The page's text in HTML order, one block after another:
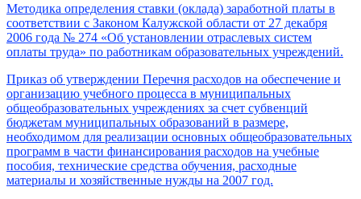
Методика определения ставки (оклада) заработной платы в
соответствии с Законом Калужской области от 27 декабря
2006 года № 274 «Об установлении отраслевых систем
оплаты труда» по работникам образовательных учреждений.
Приказ об утверждении Перечня расходов на обеспечение и
организацию учебного процесса в муниципальных
общеобразовательных учреждениях за счет субвенций
бюджетам муниципальных образований в размере,
необходимом для реализации основных общеобразовательных
программ в части финансирования расходов на учебные
пособия, технические средства обучения, расходные
материалы и хозяйственные нужды на 2007 год.